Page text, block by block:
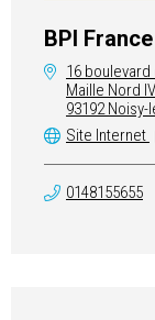
BPI France
16
Maille Nord
93192
Site Internet
0148155655